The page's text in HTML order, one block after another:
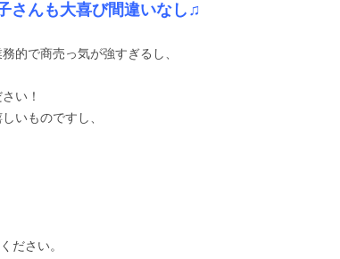
さんも大喜び間違いなし♫
的で商売っ気が強すぎるし、
い！
いものですし、
ださい。